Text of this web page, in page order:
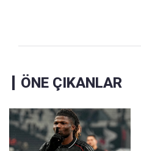
ÖNE ÇIKANLAR